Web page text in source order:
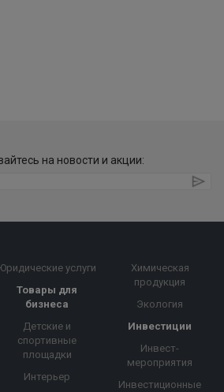
на новости и акции:
услуги
Товары для
бизнеса
Детские и
спортивные
площадки
Интерьер
Химическая
продукция
Экология
Инвестиции
Инвест-
мероприятия
Инвестиционные